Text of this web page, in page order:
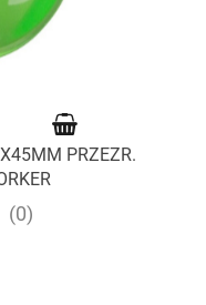
PRZEZR.
(0)